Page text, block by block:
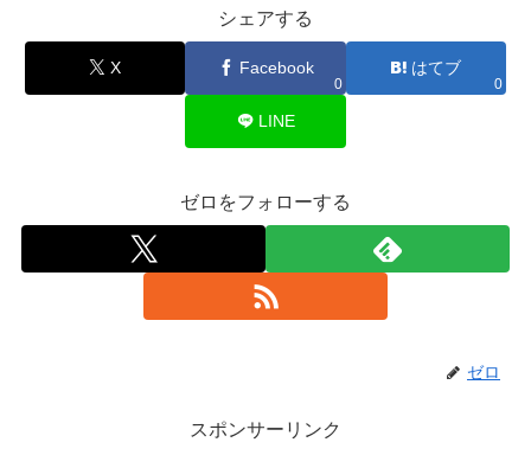
シェアする
X Facebook
0
はてブ
0
LINE
ゼロをフォローする
ゼロ
スポンサーリンク